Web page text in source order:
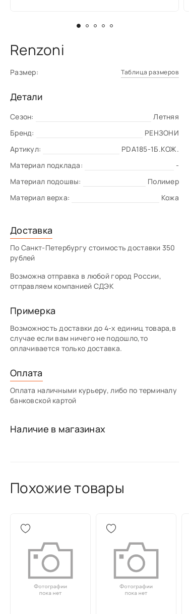
Renzoni
Размер: Таблица размеров
Детали
Сезон:
Летняя
Бренд:
РЕНЗОНИ
Артикул:
PDA185-1Б.КОЖ.
Материал подклада:
-
Материал подошвы:
Полимер
Материал верха:
Кожа
Доставка
По Санкт-Петербургу стоимость доставки 350
рублей
Возможна отправка в любой город России,
отправляем компанией СДЭК
Примерка
Возможность доставки до 4-х единиц товара,в
случае если вам ничего не подошло,то
оплачивается только доставка.
Оплата
Оплата наличными курьеру, либо по терминалу
банковской картой
Наличие в магазинах
Похожие товары